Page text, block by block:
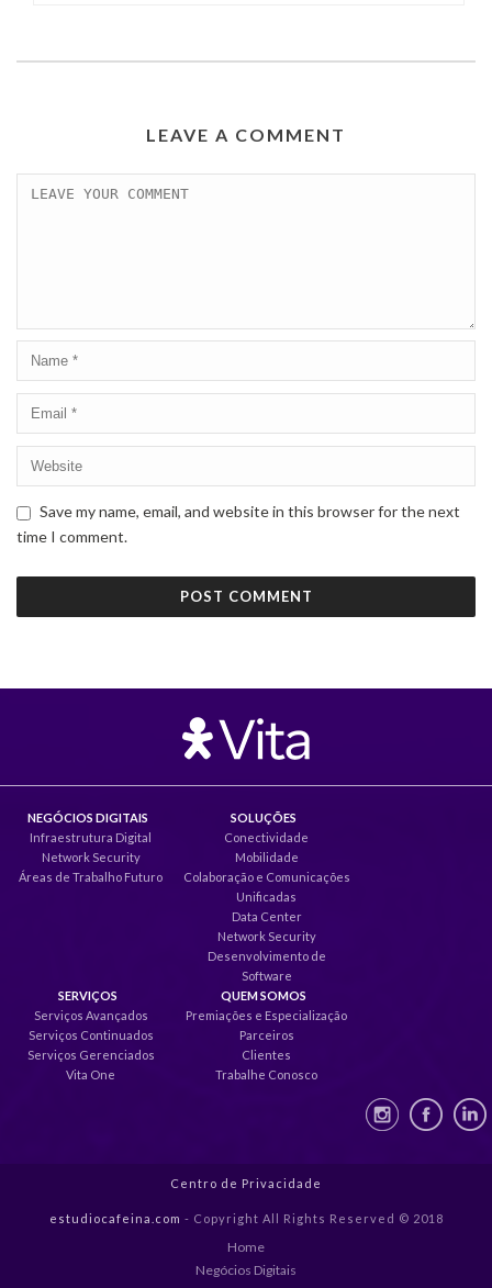
LEAVE A COMMENT
Save my name, email, and website in this browser for the next
time I comment.
NEGÓCIOS DIGITAIS
Infraestrutura Digital
Network Security
Áreas de Trabalho Futuro
SOLUÇÕES
Conectividade
Mobilidade
Colaboração e Comunicações
Unificadas
Data Center
Network Security
Desenvolvimento de
Software
SERVIÇOS
Serviços Avançados
Serviços Continuados
Serviços Gerenciados
Vita One
QUEM SOMOS
Premiações e Especialização
Parceiros
Clientes
Trabalhe Conosco
Centro de Privacidade
estudiocafeina.com - Copyright All Rights Reserved © 2018
Home
Negócios Digitais